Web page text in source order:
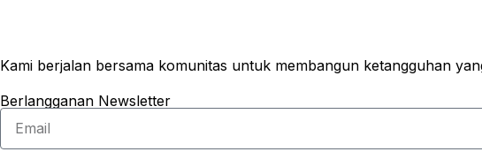
Kami berjalan bersama komunitas untuk membangun ketangguhan
Berlangganan Newsletter